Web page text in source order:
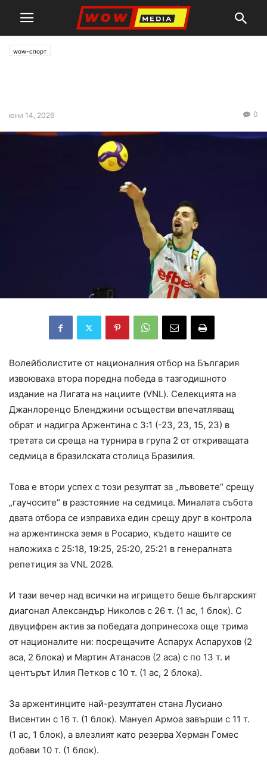
wow-спорт
юни 14, 2026 0
Волейболистите от националния отбор на България
извоюваха втора поредна победа в тазгодишното
издание на Лигата на нациите (VNL). Селекцията на
Джанлоренцо Бленджини осъществи впечатляващ
обрат и надигра Аржентина с 3:1 (-23, 23, 15, 23) в
третата си среща на турнира в група 2 от откриващата
седмица в бразилската столица Бразилия.
Това е втори успех с този резултат за „лъвовете“ срещу
„гаучосите“ в разстояние на седмица. Миналата събота
двата отбора се изправиха един срещу друг в контрола
на аржентинска земя в Росарио, където нашите се
наложиха с 25:18, 19:25, 25:20, 25:21 в генералната
репетиция за VNL 2026.
И тази вечер над всички на игрището беше българският
диагонал Александър Николов с 26 т. (1 ас, 1 блок). С
двуцифрен актив за победата допринесоха още трима
от националите ни: посрещачите Аспарух Аспарухов (2
аса, 2 блока) и Мартин Атанасов (2 аса) с по 13 т. и
центърът Илия Петков с 10 т. (1 ас, 2 блока).
За аржентинците най-резултатен стана Лусиано
Висентин с 16 т. (1 блок). Мануел Армоа завърши с 11 т.
(1 ас, 1 блок), а влезлият като резерва Херман Гомес
добави 10 т. (1 блок).